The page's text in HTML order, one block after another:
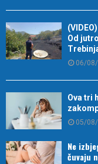
Od
06/
Ova tri
05/
Ne
čuvaju